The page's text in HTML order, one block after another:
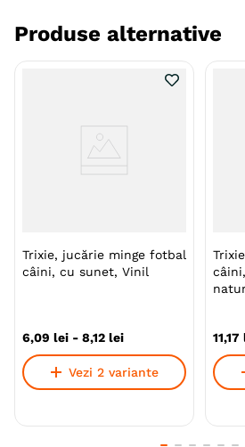
Forma și culoare atractiva
interesului câinelui.
Ajută la reducerea stresului
Previn plictiseala și
Talie Toy (XS)
Medie
Latex
Produse alternative
Trixie, jucărie minge fotbal
câini, cu sunet, Vinil
6,09 lei - 8,12 lei
Vezi 2 variante
11,17